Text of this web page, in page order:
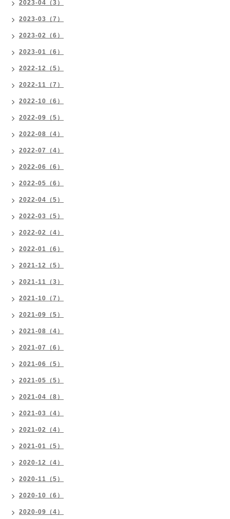
2023-04（3）
2023-03（7）
2023-02（6）
2023-01（6）
2022-12（5）
2022-11（7）
2022-10（6）
2022-09（5）
2022-08（4）
2022-07（4）
2022-06（6）
2022-05（6）
2022-04（5）
2022-03（5）
2022-02（4）
2022-01（6）
2021-12（5）
2021-11（3）
2021-10（7）
2021-09（5）
2021-08（4）
2021-07（6）
2021-06（5）
2021-05（5）
2021-04（8）
2021-03（4）
2021-02（4）
2021-01（5）
2020-12（4）
2020-11（5）
2020-10（6）
2020-09（4）